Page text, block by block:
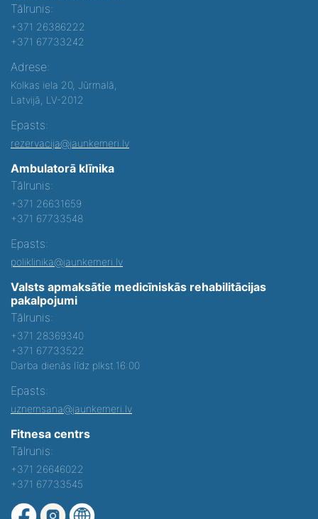
Tālrunis:
+371 26386222
+371 67733242
Adrese:
Kolkas iela 20, Jūrmalā,
Latvijā, LV-2012
Epasts:
rezervacija@jaunkemeri.lv
Ambulatorā klīnika
Tālrunis:
+371 26631659
+371 67733548
Epasts:
poliklinika@jaunkemeri.lv
Valsts apmaksātie medicīniskās rehabilitācijas
pakalpojumi
Tālrunis:
+371 28369340
+371 67733522
Darba dienās līdz plkst.16:00
Epasts:
uznemsana@jaunkemeri.lv
Fitnesa centrs
Tālrunis:
+371 26646022
+371 67733545